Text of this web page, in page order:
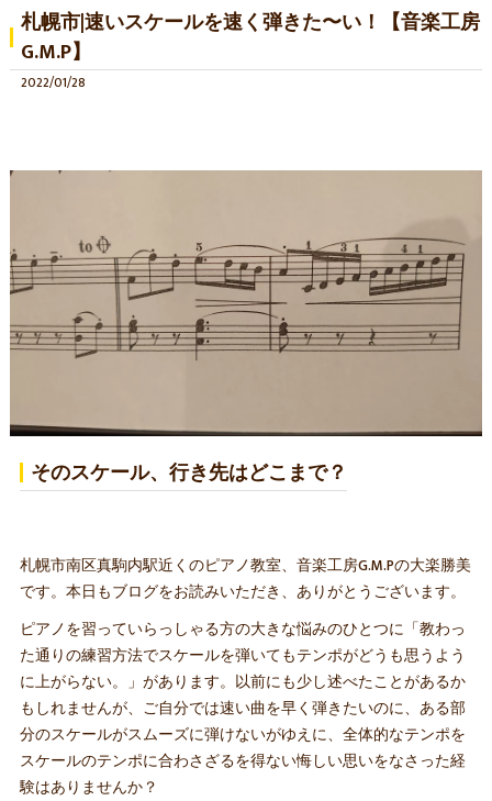
札幌市|速いスケールを速く弾きた〜い！【音楽工房
G.M.P】
2022/01/28
そのスケール、行き先はどこまで？
札幌市南区真駒内駅近くのピアノ教室、音楽工房G.M.Pの大楽勝美
です。本日もブログをお読みいただき、ありがとうございます。
ピアノを習っていらっしゃる方の大きな悩みのひとつに「教わっ
た通りの練習方法でスケールを弾いてもテンポがどうも思うよう
に上がらない。」があります。以前にも少し述べたことがあるか
もしれませんが、ご自分では速い曲を早く弾きたいのに、ある部
分のスケールがスムーズに弾けないがゆえに、全体的なテンポを
スケールのテンポに合わさざるを得ない悔しい思いをなさった経
験はありませんか？